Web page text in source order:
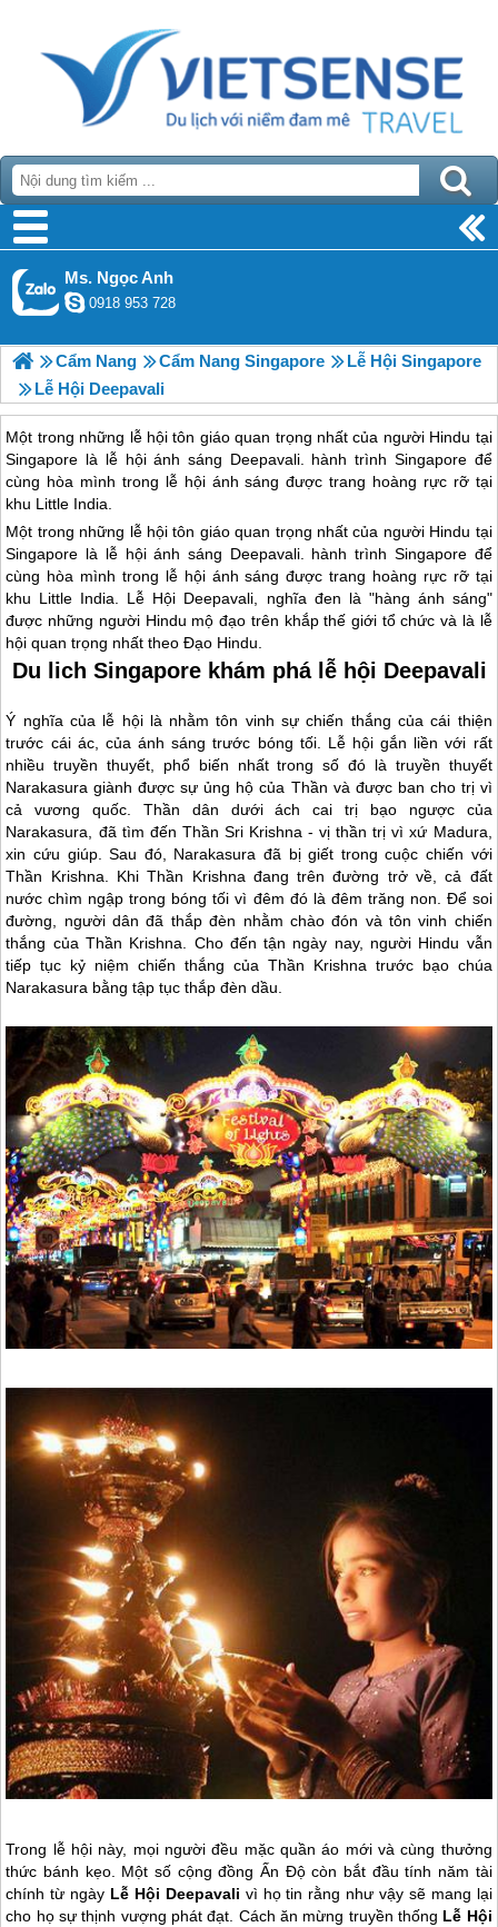
Ms. Ngọc Anh
0918 953 728
Cẩm Nang Cẩm Nang Singapore
Lễ Hội Singapore
Lễ Hội Deepavali
Một trong những lễ hội tôn giáo quan trọng nhất của người Hindu tại
Singapore là lễ hội ánh sáng Deepavali. hành trình Singapore để
cùng hòa mình trong lễ hội ánh sáng được trang hoàng rực rỡ tại
khu Little India.
Một trong những lễ hội tôn giáo quan trọng nhất của người Hindu tại
Singapore là lễ hội ánh sáng Deepavali. hành trình Singapoređể
cùng hòa mình trong lễ hội ánh sáng được trang hoàng rực rỡ tại
khu Little India. Lễ Hội Deepavali, nghĩa đen là "hàng ánh sáng"
được những người Hindu mộ đạo trên khắp thế giới tổ chức và là lễ
hội quan trọng nhất theo Đạo Hindu.
Du lich Singapore khám phá lễ hội Deepavali
Ý nghĩa của lễ hội là nhằm tôn vinh sự chiến thắng của cái thiện
trước cái ác, của ánh sáng trước bóng tối. Lễ hội gắn liền với rất
nhiều truyền thuyết, phổ biến nhất trong số đó là truyền thuyết
Narakasura giành được sự ủng hộ của Thần và được ban cho trị vì
cả vương quốc. Thần dân dưới ách cai trị bạo ngược của
Narakasura, đã tìm đến Thần Sri Krishna - vị thần trị vì xứ Madura,
xin cứu giúp. Sau đó, Narakasura đã bị giết trong cuộc chiến với
Thần Krishna. Khi Thần Krishna đang trên đường trở về, cả đất
nước chìm ngập trong bóng tối vì đêm đó là đêm trăng non. Để soi
đường, người dân đã thắp đèn nhằm chào đón và tôn vinh chiến
thắng của Thần Krishna. Cho đến tận ngày nay, người Hindu vẫn
tiếp tục kỷ niệm chiến thắng của Thần Krishna trước bạo chúa
Narakasura bằng tập tục thắp đèn dầu.
Trong lễ hội này, mọi người đều mặc quần áo mới và cùng thưởng
thức bánh kẹo. Một số cộng đồng Ấn Độ còn bắt đầu tính năm tài
chính từ ngày Lễ Hội Deepavali vì họ tin rằng như vậy sẽ mang lại
cho họ sự thịnh vượng phát đạt. Cách ăn mừng truyền thống Lễ Hội